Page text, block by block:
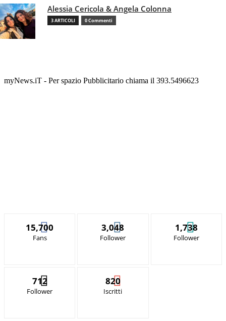
Alessia Cericola & Angela Colonna
3 ARTICOLI 0 Commenti
myNews.iT - Per spazio Pubblicitario chiama il 393.5496623
15,700
Fans
3,048
Follower
1,738
Follower
712
Follower
820
Iscritti